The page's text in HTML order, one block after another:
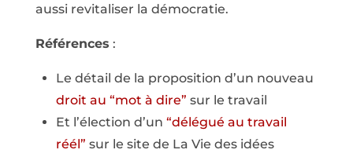
aussi revitaliser la démocratie.
Références :
Le détail de la proposition d’un nouveau
droit au “mot à dire” sur le travail
Et l’élection d’un “délégué au travail
réél” sur le site de La Vie des idées